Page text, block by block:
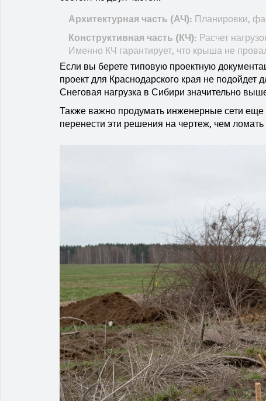
Архитектурная часть (АЧ): Планировки,
Конструктивная часть (КЧ): Расчет
Именно КЧ гарантирует, что крыша не
Если вы берете типовую проектную
проект для Краснодарского края не подойдет
Снеговая нагрузка в Сибири значительно
Также важно продумать инженерные сети еще
перенести эти решения на чертеж, чем